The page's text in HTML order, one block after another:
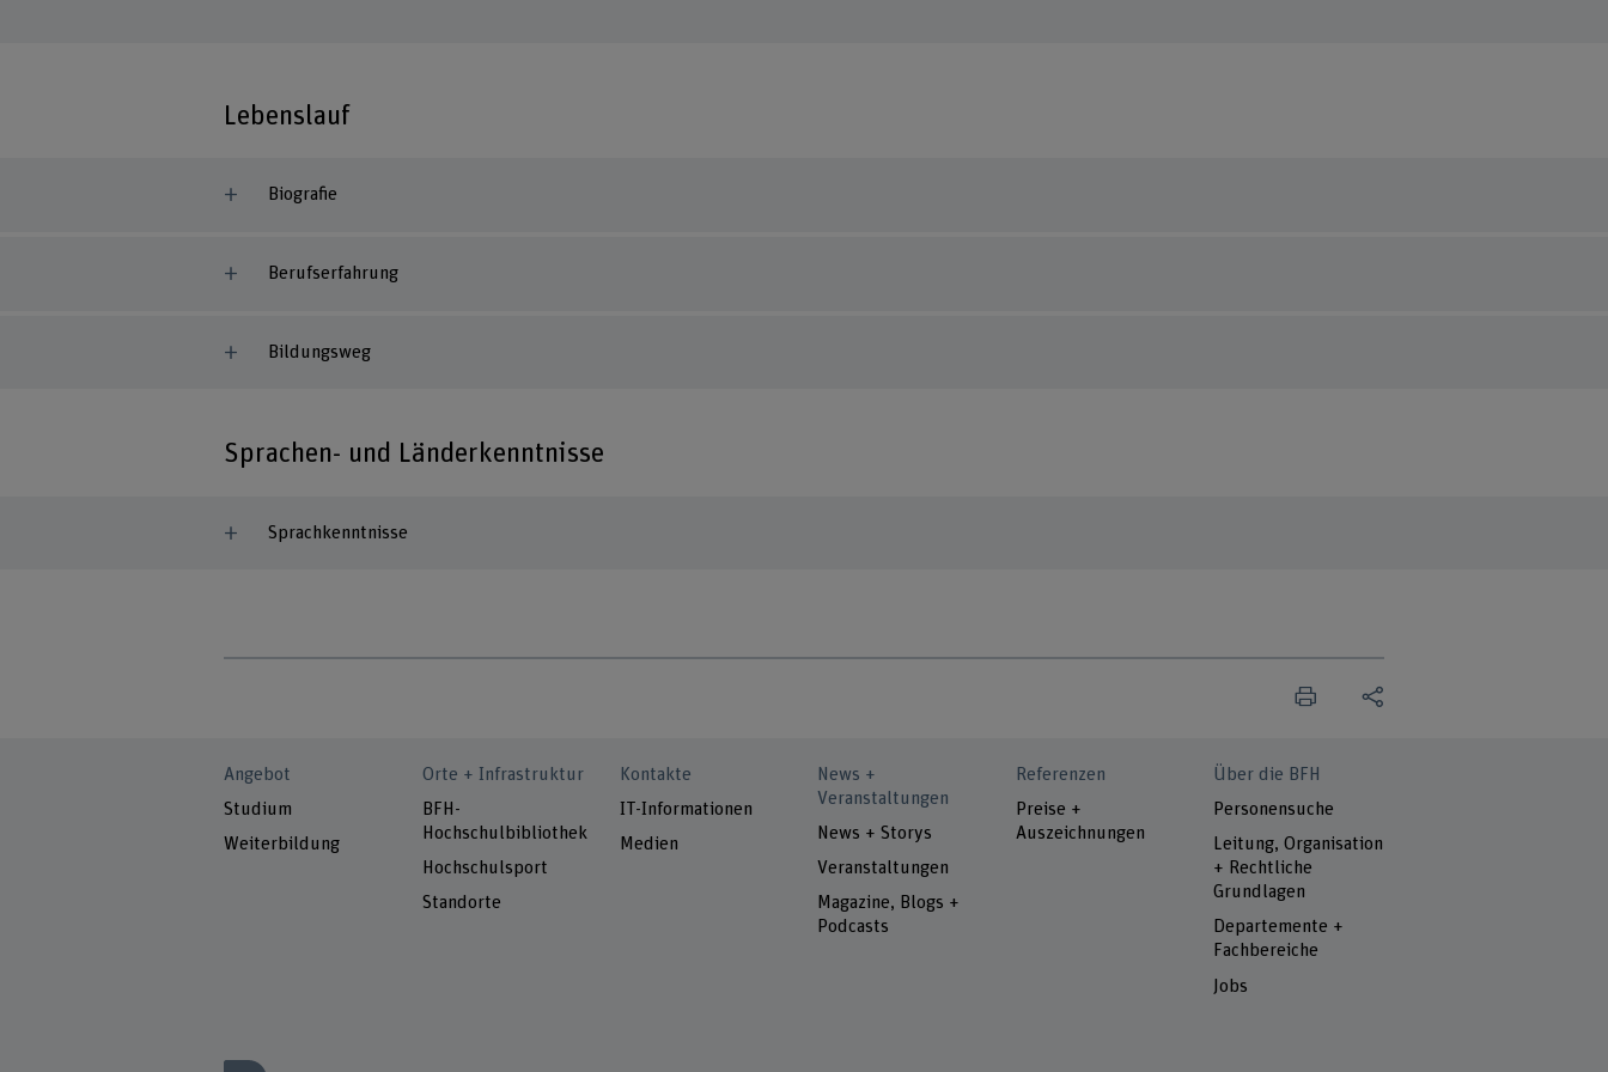
Lebenslauf
Biografie
Berufserfahrung
Bildungsweg
Sprachen- und Länderkenntnisse
Sprachkenntnisse
Angebot
Studium
Weiterbildung
Orte + Infrastruktur
BFH-
Hochschulbibliothek
Hochschulsport
Standorte
Kontakte
IT-Informationen
Medien
News +
Veranstaltungen
News + Storys
Veranstaltungen
Magazine, Blogs +
Podcasts
Referenzen
Preise +
Auszeichnungen
Über die BFH
Personensuche
Leitung, Organisation
+ Rechtliche
Grundlagen
Departemente +
Fachbereiche
Jobs